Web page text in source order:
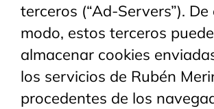
terceros (“Ad-Servers”). De
modo, estos terceros
almacenar cookies
los servicios de Rubén
procedentes de los